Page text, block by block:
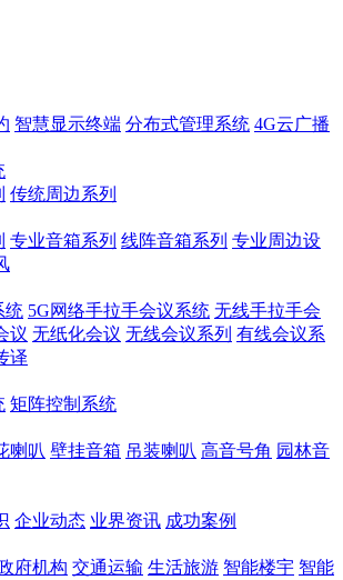
智慧显示终端 分布式管理系统 4G云广播
传统周边系列
专业音箱系列 线阵音箱系列 专业周边设
统 5G网络手拉手会议系统 无线手拉手会
议 无纸化会议 无线会议系列 有线会议系
译
矩阵控制系统
喇叭 壁挂音箱 吊装喇叭 高音号角 园林音
企业动态 业界资讯 成功案例
府机构 交通运输 生活旅游 智能楼宇 智能